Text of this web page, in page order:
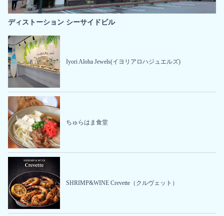
ディストーション シーサイドビル
Iyori Aloha Jewels(イヨリアロハジュエルズ)
ちゅらはま食堂
SHRIMP&WINE Crevette（クルヴェット）